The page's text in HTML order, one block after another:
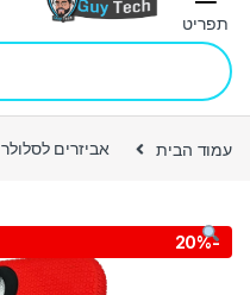
חיפוש עבור:
עמוד הבית אביזרים לסלולר
-
20%